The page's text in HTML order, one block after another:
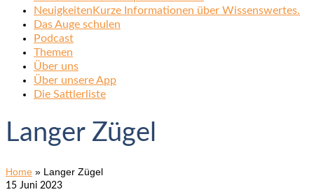
Neuigkeiten Kurze Informationen über Wissenswertes.
Das Auge schulen
Podcast
Themen
Über uns
Über unsere App
Die Sattlerliste
Langer Zügel
Home » Langer Zügel
15 Juni 2023